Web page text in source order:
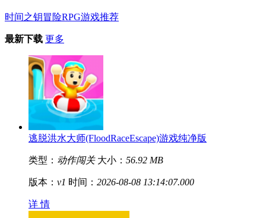
时间之钥冒险RPG游戏推荐
最新下载 更多
逃脱洪水大师(FloodRaceEscape)游戏纯净版
类型： 动作闯关 大小： 56.92 MB
版本： v1 时间： 2026-08-08 13:14:07.000
详 情